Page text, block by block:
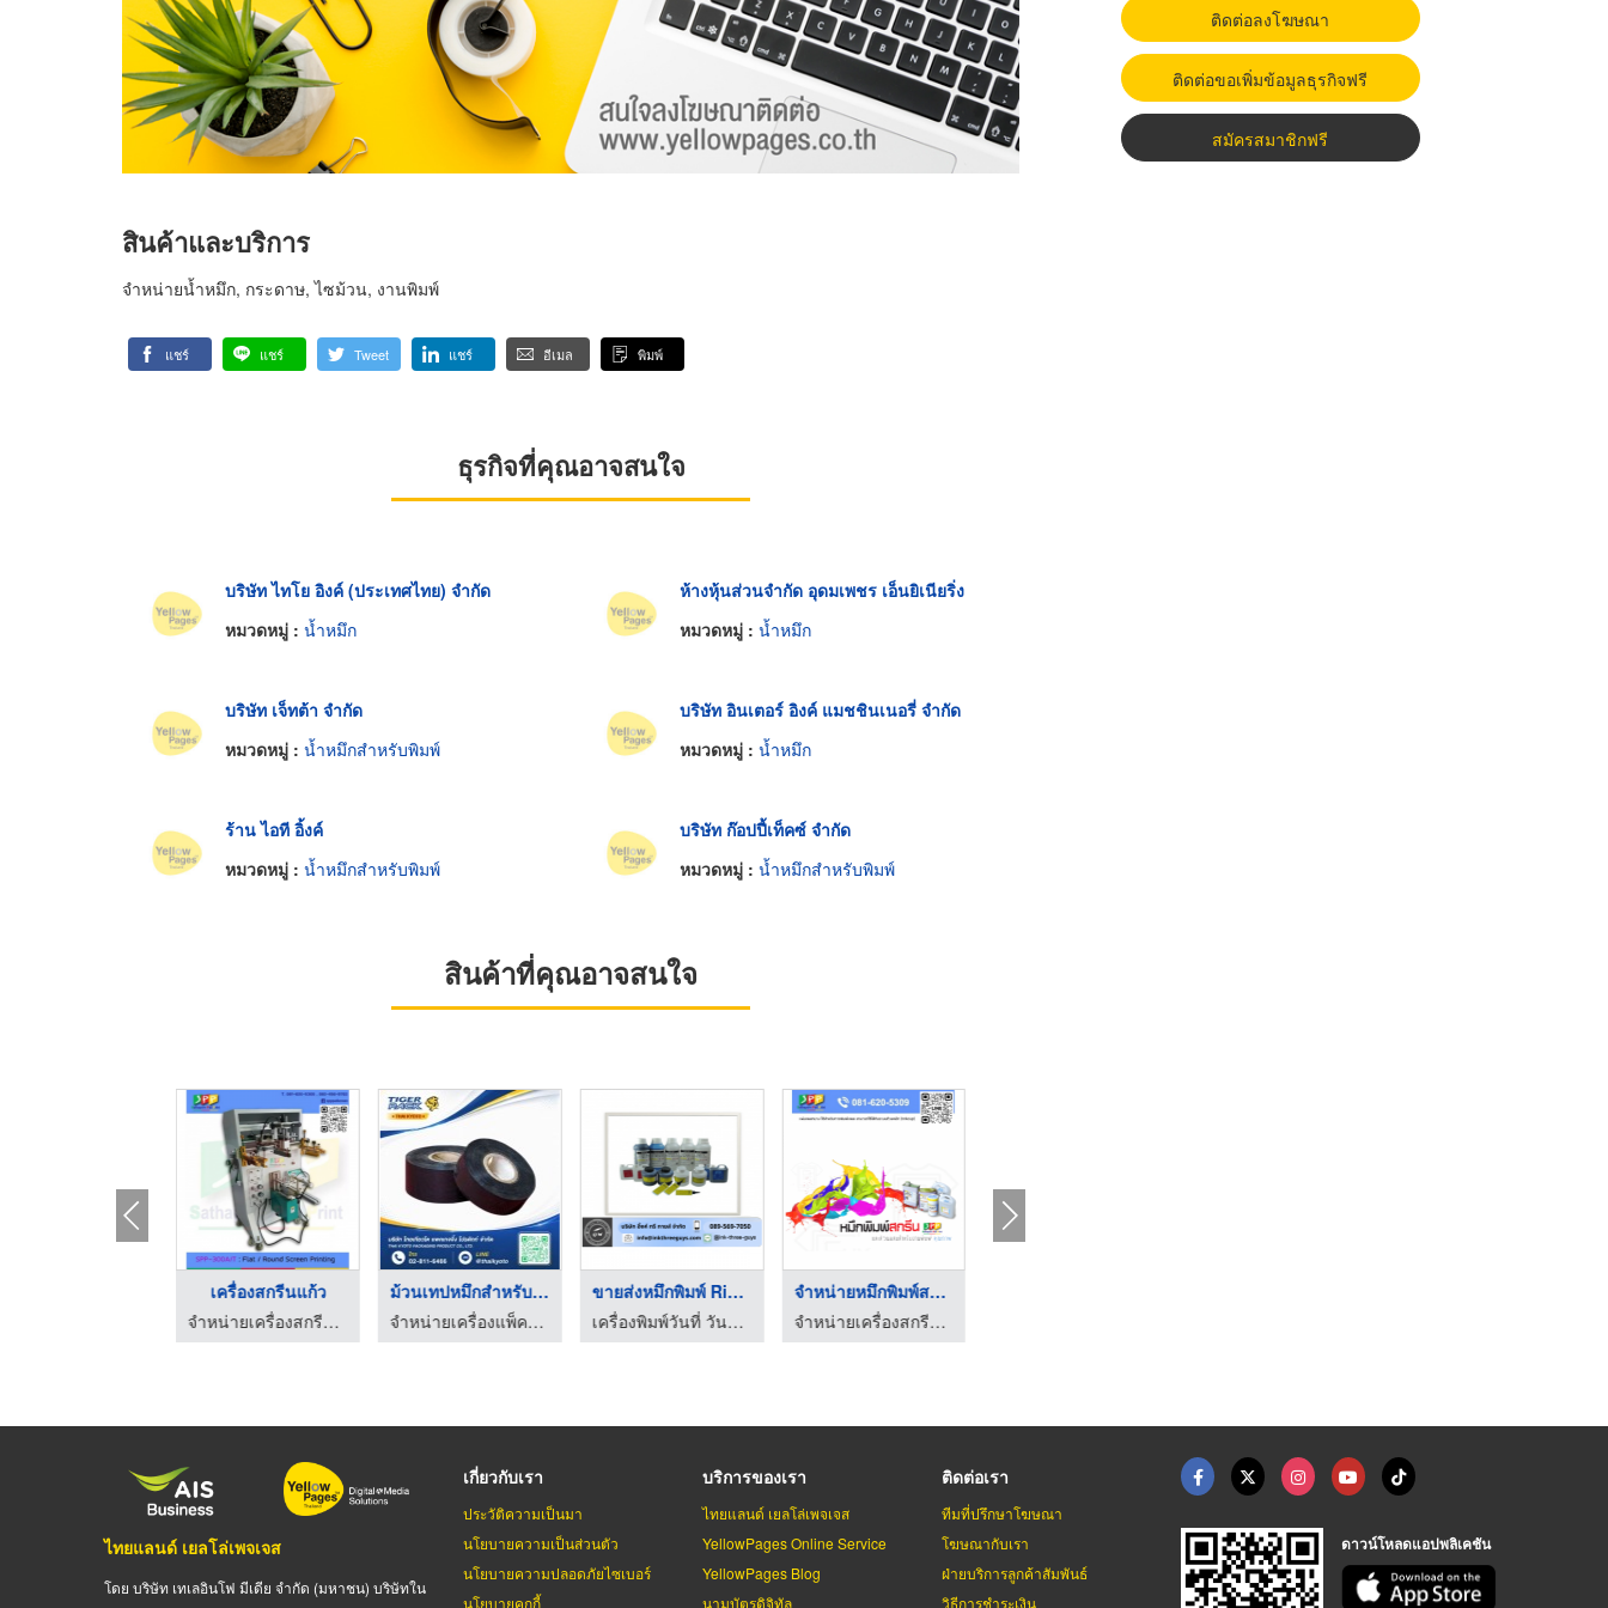
สินค้าและบริการ
จำหน่ายน้ำหมึก, กระดาษ, ไซม้วน, งานพิมพ์
แชร์ แชร์ Tweet แชร์ อีเมล พิมพ์
ธุรกิจที่คุณอาจสนใจ
บริษัท ไทโย อิงค์ (ประเทศไทย) จำกัด
หมวดหมู่ : น้ำหมึก
ห้างหุ้นส่วนจำกัด อุดมเพชร เอ็นยิเนียริ่ง
หมวดหมู่ : น้ำหมึก
บริษัท เจ็ทต้า จำกัด
หมวดหมู่ : น้ำหมึกสำหรับพิมพ์
บริษัท อินเตอร์ อิงค์ แมชชินเนอรี่ จำกัด
หมวดหมู่ : น้ำหมึก
ร้าน ไอที อิ้งค์
หมวดหมู่ : น้ำหมึกสำหรับพิมพ์
บริษัท ก๊อปปี้เท็คซ์ จำกัด
หมวดหมู่ : น้ำหมึกสำหรับพิมพ์
สินค้าที่คุณอาจสนใจ
เครื่องสกรีนแก้ว
จำหน่ายเครื่องสกรีน ปทุมธานี - สถาพร แพด พริ้น
ม้วนเทปหมึกสำหรับเคร ...
จำหน่ายเครื่องแพ็คสินค้า อุปกรณ์และวัสดุสำหรับงานหีบห่อสินค้า
ขายส่งหมึกพิมพ์ Ribb ...
เครื่องพิมพ์วันที่ วันหมดอายุ - อิ้งค์ ทรี กายส์
จำหน่ายหมึกพิมพ์สกรี ...
จำหน่ายเครื่องสกรีน ปทุมธานี - สถาพร แพด พริ้น
ติดต่อลงโฆษณา
ติดต่อขอเพิ่มข้อมูลธุรกิจฟรี
สมัครสมาชิกฟรี
ไทยแลนด์ เยลโล่เพจเจส
โดย บริษัท เทเลอินโฟ มีเดีย จำกัด (มหาชน) บริษัทใน
เกี่ยวกับเรา
ประวัติความเป็นมา
นโยบายความเป็นส่วนตัว
นโยบายความปลอดภัยไซเบอร์
นโยบายคุกกี้
บริการของเรา
ไทยแลนด์ เยลโล่เพจเจส
YellowPages Online Service
YellowPages Blog
นามบัตรดิจิทัล
ติดต่อเรา
ทีมที่ปรึกษาโฆษณา
โฆษณากับเรา
ฝ่ายบริการลูกค้าสัมพันธ์
วิธีการชำระเงิน
ดาวน์โหลดแอปพลิเคชัน